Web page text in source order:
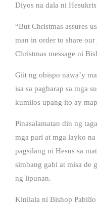
Diyos na dala ni
“But Christmas assures
man in order to share
Christmas message ni
Giit ng obispo nawa’y
isa sa pagharap sa mga
kumilos upang ito ay
Pinasalamatan din ng
mga pari at mga layko na
pagsilang ni Hesus sa
simbang gabi at misa de
ng lipunan.
Kinilala ni Bishop